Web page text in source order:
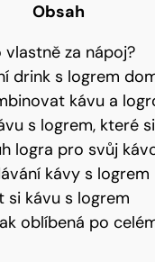
Obsah
za nápoj?
drink s logrem
kávu a
s logrem, které
logra pro svůj
kávy s logrem
si kávu s logrem
oblíbená po